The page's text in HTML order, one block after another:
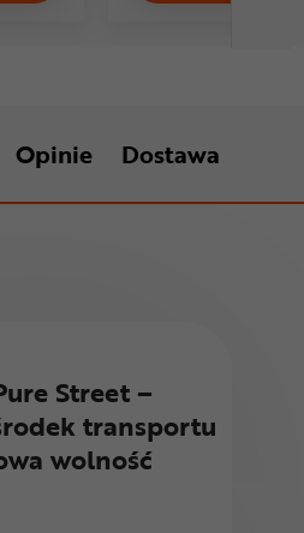
Opinie Dostawa
Street –
transportu
wolność